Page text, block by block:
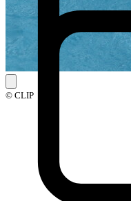
© CLIP